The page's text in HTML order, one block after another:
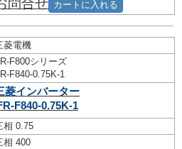
問合せ カートに入れる
菱電機
F800シリーズ
F840-0.75K-1
菱インバーター
F840-0.75K-1
相 0.75
相 400